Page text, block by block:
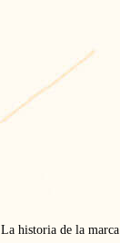
La historia de la marca